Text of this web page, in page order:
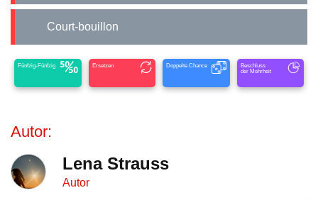
Court-bouillon
Fünfzig-Fünfzig Ersetzen Doppelte Chance
Beschluss
der Mehrheit
Autor:
Lena Strauss
Autor